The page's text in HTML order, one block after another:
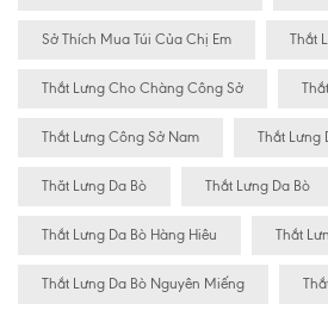
Sở Thích Mua Túi Của Chị Em Thắt
Thắt Lưng Cho Chàng Công Sở
Thắt Lưng Công Sở Nam Thắt Lưng
Thăt Lưng Da Bò Thắt Lưng Da Bò
Thắt Lưng Da Bò Hàng Hiêu Thắt
Thắt Lưng Da Bò Nguyên Miếng